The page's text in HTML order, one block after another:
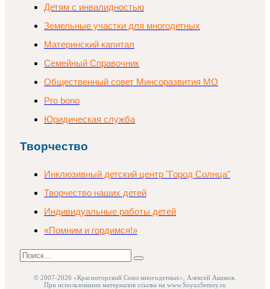
Детям с инвалидностью
Земельные участки для многодетных
Материнский капитал
Семейный Справочник
Общественный совет Минсоразвития МО
Pro bono
Юридическая служба
Творчество
Инклюзивный детский центр "Город Солнца"
Творчество наших детей
Индивидуальные работы детей
«Помним и гордимся!»
Поиск
Найти
© 2007-2026 «Красногорский Союз многодетных», Алексей Акимов.
При использовании материалов ссылка на www.SoyuzSemey.ru